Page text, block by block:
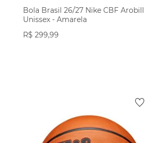
Bola Brasil 26/27 Nike CBF Arobill
Unissex - Amarela
R$ 299,99